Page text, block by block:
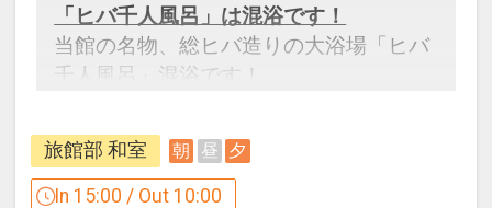
「ヒバ千人風呂」は混浴です！
当館の名物、総ヒバ造りの大浴場「ヒバ
千人風呂」混浴です！
（午前８時～９時、午後８時～９時）
設定期間：2026年4月1日～2027年3月
旅館部 和室 朝 昼 夕
In 15:00 / Out 10:00